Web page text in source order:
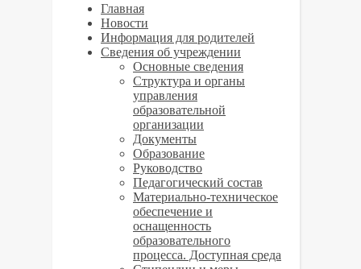
Главная
Новости
Информация для родителей
Сведения об учреждении
Основные сведения
Структура и органы
управления
образовательной
организации
Документы
Образование
Руководство
Педагогический состав
Материально-техническое
обеспечение и
оснащенность
образовательного
процесса. Доступная среда